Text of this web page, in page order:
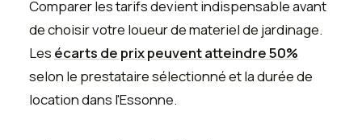
Comparer les tarifs devient indispensable avant
de choisir votre loueur de materiel de jardinage.
Les écarts de prix peuvent atteindre 50%
selon le prestataire sélectionné et la durée de
location dans l'Essonne.